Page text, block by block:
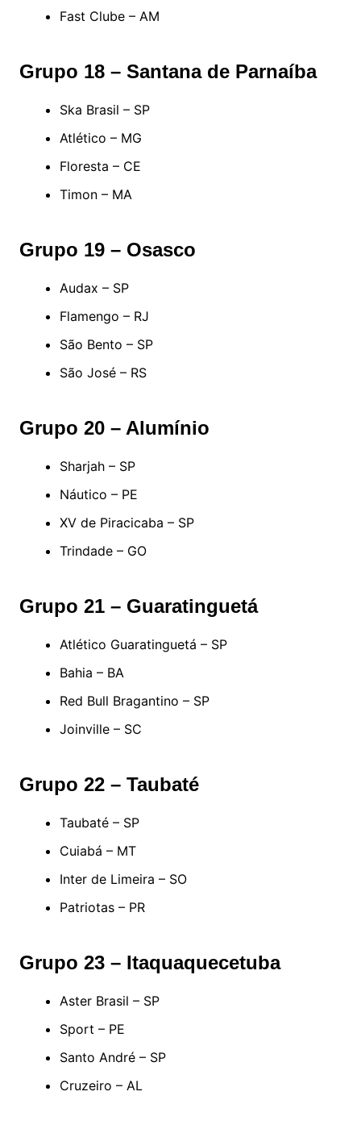
Fast Clube – AM
Grupo 18 – Santana de Parnaíba
Ska Brasil – SP
Atlético – MG
Floresta – CE
Timon – MA
Grupo 19 – Osasco
Audax – SP
Flamengo – RJ
São Bento – SP
São José – RS
Grupo 20 – Alumínio
Sharjah – SP
Náutico – PE
XV de Piracicaba – SP
Trindade – GO
Grupo 21 – Guaratinguetá
Atlético Guaratinguetá – SP
Bahia – BA
Red Bull Bragantino – SP
Joinville – SC
Grupo 22 – Taubaté
Taubaté – SP
Cuiabá – MT
Inter de Limeira – SO
Patriotas – PR
Grupo 23 – Itaquaquecetuba
Aster Brasil – SP
Sport – PE
Santo André – SP
Cruzeiro – AL